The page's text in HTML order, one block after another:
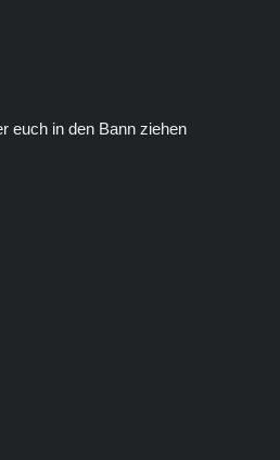
euch in den Bann ziehen